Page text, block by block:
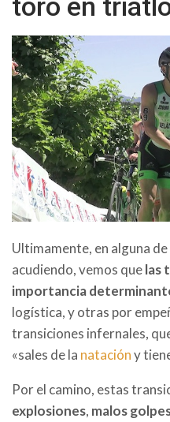
toro en
Ultimamente, en alguna
acudiendo, vemos quelas
importancia
logística, y otras por
transiciones infernales,
«sales de la natacióny
Por el camino, estas
explosiones, malos